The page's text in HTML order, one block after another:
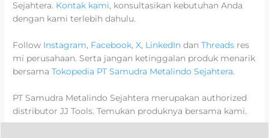
Sejahtera. Kontak kami, konsultasikan kebutuhan Anda
dengan kami terlebih dahulu.
Follow Instagram, Facebook,X, LinkedIndanThreads res
mi perusahaan. Serta jangan ketinggalan produk menarik
bersamaTokopedia PT Samudra Metalindo Sejahtera.
PT Samudra Metalindo Sejahtera merupakan authorized
distributor JJ Tools. Temukan produknya bersama kami.